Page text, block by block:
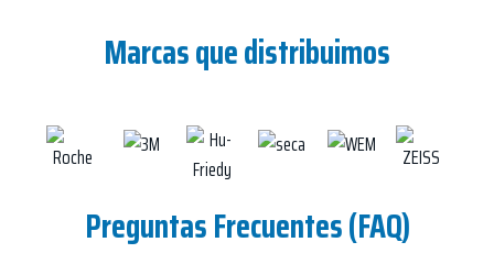
Marcas que distribuimos
Preguntas Frecuentes (FAQ)